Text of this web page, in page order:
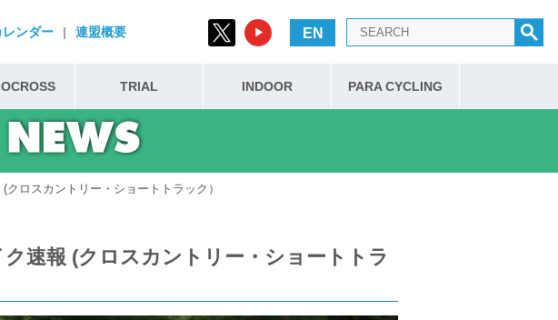
レンダー | 連盟概要 EN
TRIAL INDOOR PARA CYCLING
ロスカントリー・ショートトラック）
速報 (クロスカントリー・ショートトラ